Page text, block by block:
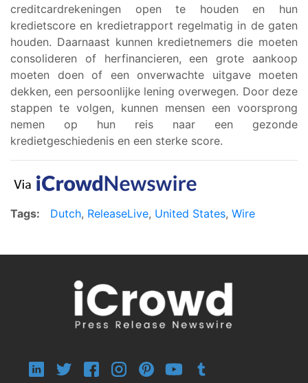
creditcardrekeningen open te houden en hun
kredietscore en kredietrapport regelmatig in de gaten
houden. Daarnaast kunnen kredietnemers die moeten
consolideren of herfinancieren, een grote aankoop
moeten doen of een onverwachte uitgave moeten
dekken, een persoonlijke lening overwegen. Door deze
stappen te volgen, kunnen mensen een voorsprong
nemen op hun reis naar een gezonde
kredietgeschiedenis en een sterke score.
Tags: Dutch, ReleaseLive, United States, Wire